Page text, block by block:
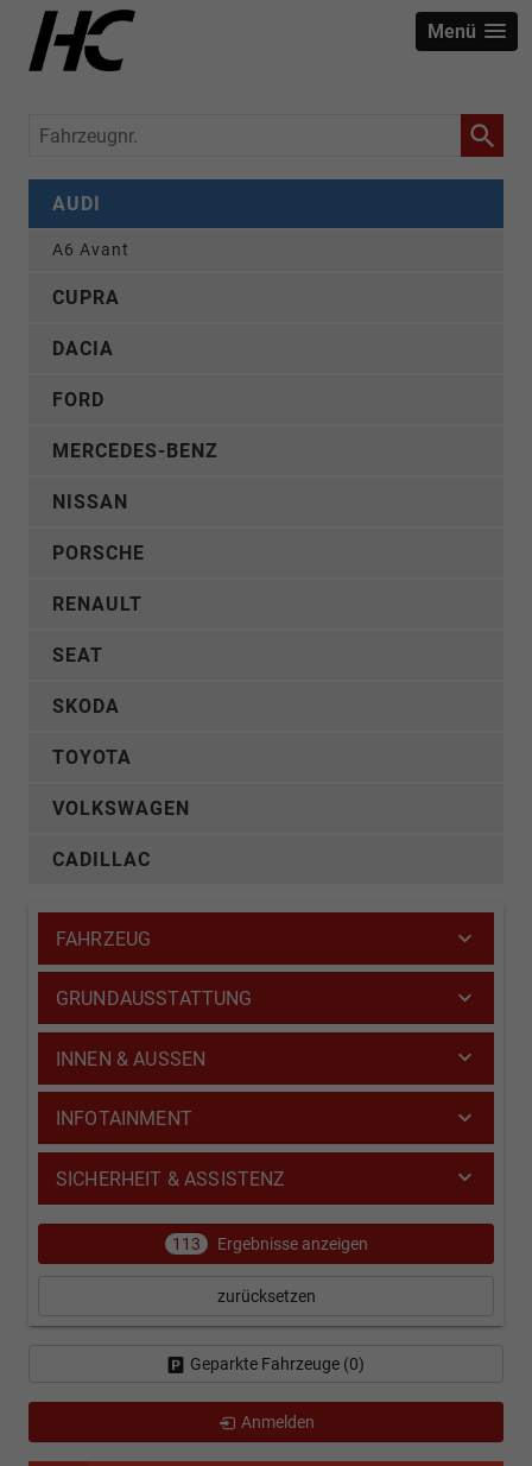
Menü
Fahrzeugnr.
AUDI
A6 Avant
CUPRA
DACIA
FORD
MERCEDES-BENZ
NISSAN
PORSCHE
RENAULT
SEAT
SKODA
TOYOTA
VOLKSWAGEN
CADILLAC
FAHRZEUG
GRUNDAUSSTATTUNG
INNEN & AUSSEN
INFOTAINMENT
SICHERHEIT & ASSISTENZ
113 Ergebnisse anzeigen
zurücksetzen
Geparkte Fahrzeuge (0)
Anmelden